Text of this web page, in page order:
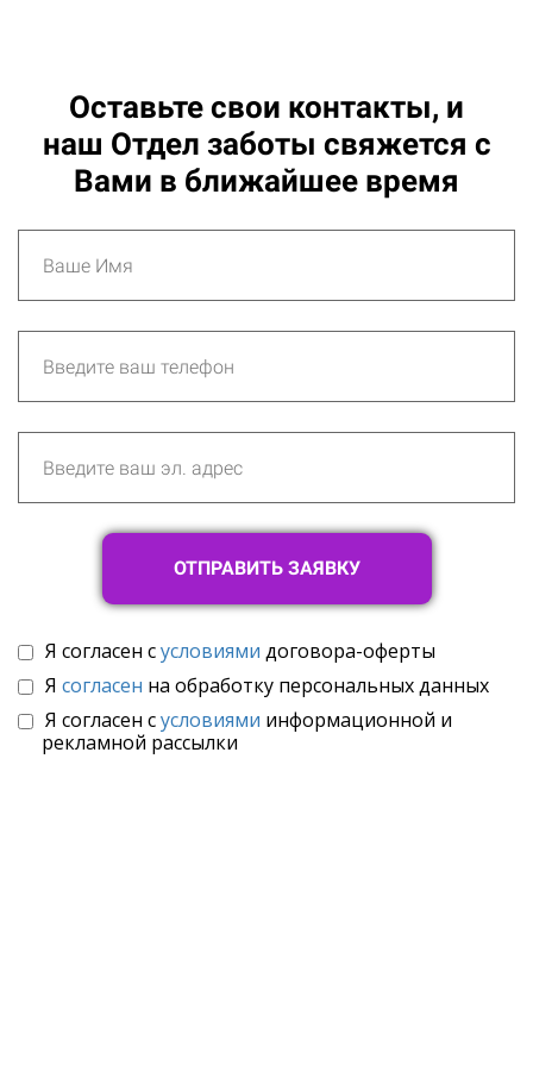
Оставьте свои контакты, и
наш Отдел заботы свяжется c
Вами в ближайшее время
ОТПРАВИТЬ ЗАЯВКУ
Я согласен сусловиями договора-оферты
Я согласен на обработку персональных данных
Я согласен сусловиями информационной и
рекламной рассылки